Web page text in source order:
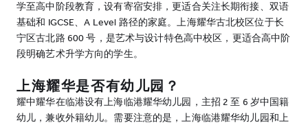
学至高中阶段教育，设有寄宿安排，更适合关注长期衔接、双语
基础和 IGCSE、A Level 路径的家庭。上海耀华古北校区位于长
宁区古北路 600 号，是艺术与设计特色高中校区，更适合高中阶
段明确艺术升学方向的学生。
上海耀华是否有幼儿园？
耀中耀华在临港设有上海临港耀华幼儿园，主招 2 至 6 岁中国籍
幼儿，兼收外籍幼儿。需要注意的是，上海临港耀华幼儿园和上